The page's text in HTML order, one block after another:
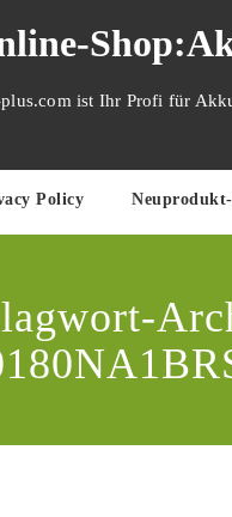
ist Ihr Profi für
Policy